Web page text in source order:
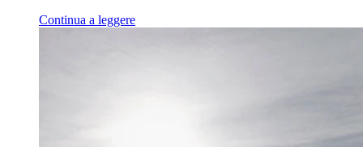
Continua a leggere